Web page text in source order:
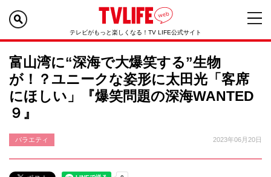
テレビがもっと楽しくなる！TV LIFE公式サイト
富山湾に“深海で大爆笑する”生物
が！？ユニークな姿形に太田光「客席
にほしい」『爆笑問題の深海WANTED
９』
バラエティ 2023年06月20日